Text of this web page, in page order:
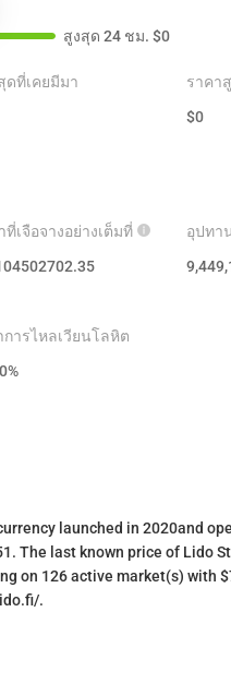
สูงสุด 24 ชม. $0
ดที่เคยมีมา
ราคา
$0
ที่เจือจางอย่างเต็มที่
อุปทา
การไหลเวียนโลหิต
%
launched in 2020and
The last known price of Lido
on 126 active market(s) with
.